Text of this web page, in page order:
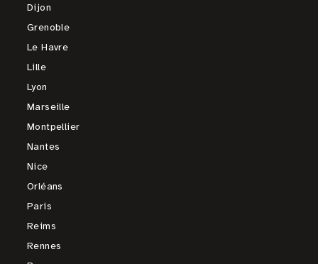
Dijon
Grenoble
Le Havre
Lille
Lyon
Marseille
Montpellier
Nantes
Nice
Orléans
Paris
Reims
Rennes